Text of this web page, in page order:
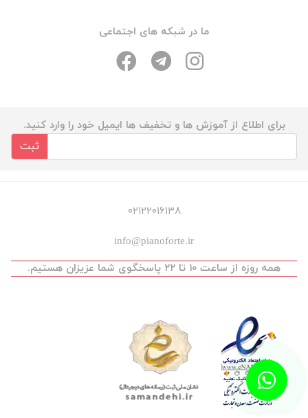
ما در شبکه های اجتماعی
برای اطلاع از آموزش ها و تخفیف ها ایمیل خود را وارد کنید.
ثبت
۰۲۱۲۲۰۱۶۱۳۸
info@pianoforte.ir
همه روزه از ساعت ۱۰ تا ۲۲ پاسخگوی شما عزیزان هستیم.